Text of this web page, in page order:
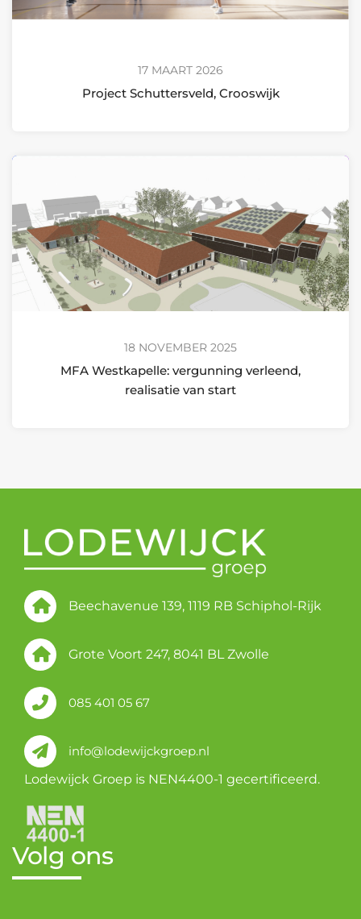
17 MAART 2026
Project Schuttersveld, Crooswijk
18 NOVEMBER 2025
MFA Westkapelle: vergunning verleend,
realisatie van start
Beechavenue 139, 1119 RB Schiphol-Rijk
Grote Voort 247, 8041 BL Zwolle
085 401 05 67
info@lodewijckgroep.nl
Lodewijck Groep is NEN4400-1 gecertificeerd.
Volg ons